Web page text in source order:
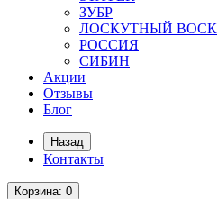
ЗУБР
ЛОСКУТНЫЙ ВОСК
РОССИЯ
СИБИН
Акции
Отзывы
Блог
Назад
Контакты
Корзина: 0